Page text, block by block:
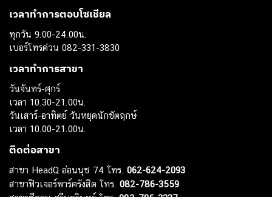
เวลาทำการตอบโซเชียล
ทุกวัน 9.00-24.00น.
เบอร์โทรด่วน 082-331-3830
เวลาทำการสาขา
วันจันทร์-ศุกร์
เวลา 10.30-21.00น.
วันเสาร์-อาทิตย์ วันหยุดนักขัตฤกษ์
เวลา 10.00-21.00น.
ติดต่อสาขา
สาขา HeadQ อ่อนนุช 74 โทร. 062-624-2093
สาขาฟิวเจอร์พาร์ครังสิต โทร. 082-786-3559